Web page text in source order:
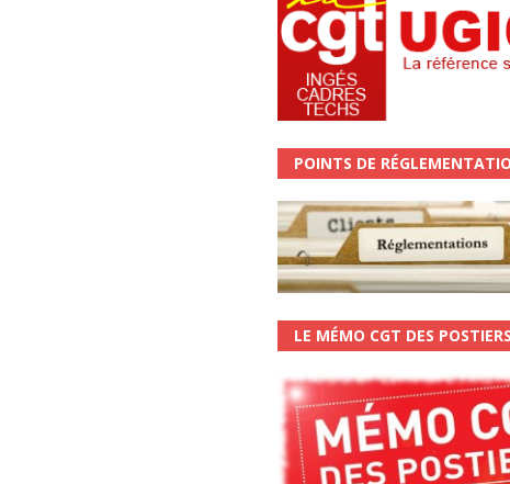
POINTS DE
LE MÉMO CGT DES